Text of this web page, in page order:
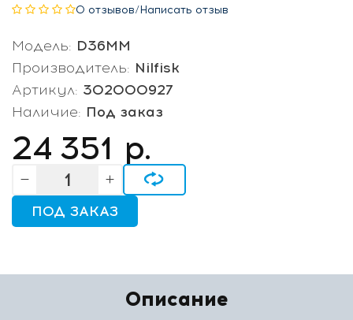
0 отзывов/Написать отзыв
Модель: D36MM
Производитель: Nilfisk
Артикул: 302000927
Наличие: Под заказ
24 351 р.
ПОД ЗАКАЗ
Описание